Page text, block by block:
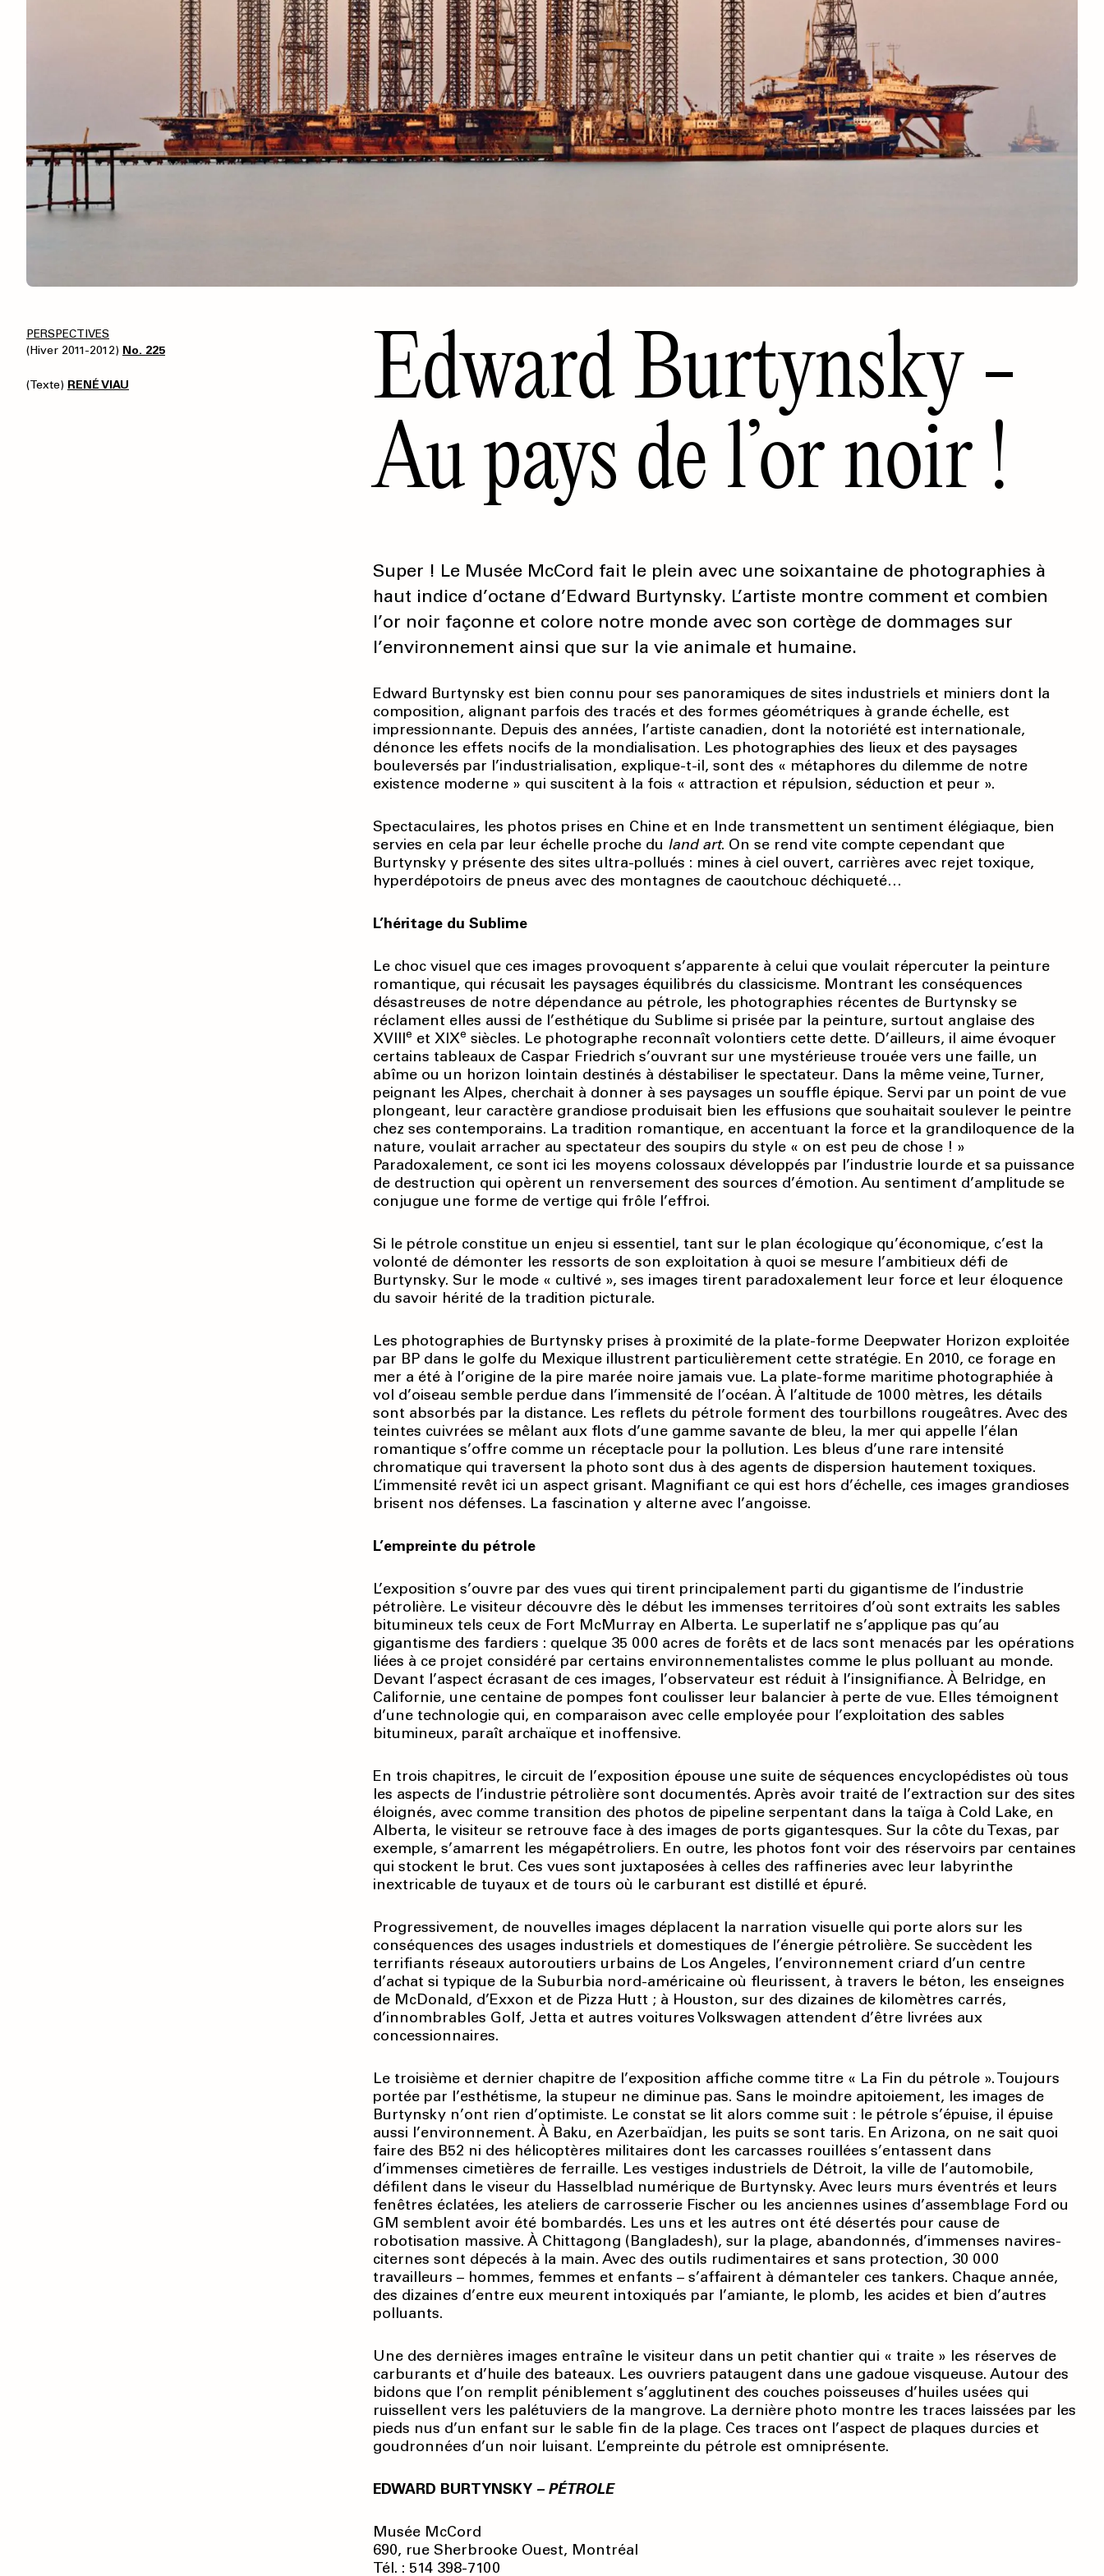
PERSPECTIVES
(Hiver 2011-2012) No. 225
(Texte) RENÉ VIAU
Edward Burtynsky -
Au pays de l’or noir !
Super ! Le Musée McCord fait le plein avec une soixantaine de photographies à
haut indice d’octane d’Edward Burtynsky. L’artiste montre comment et combien
l’or noir façonne et colore notre monde avec son cortège de dommages sur
l’environnement ainsi que sur la vie animale et humaine.
Edward Burtynsky est bien connu pour ses panoramiques de sites industriels et miniers dont la
composition, alignant parfois des tracés et des formes géométriques à grande échelle, est
impressionnante. Depuis des années, l’artiste canadien, dont la notoriété est internationale,
dénonce les effets nocifs de la mondialisation. Les photographies des lieux et des paysages
bouleversés par l’industrialisation, explique-t-il, sont des « métaphores du dilemme de notre
existence moderne » qui suscitent à la fois « attraction et répulsion, séduction et peur ».
Spectaculaires, les photos prises en Chine et en Inde transmettent un sentiment élégiaque, bien
servies en cela par leur échelle proche du land art. On se rend vite compte cependant que
Burtynsky y présente des sites ultra-pollués : mines à ciel ouvert, carrières avec rejet toxique,
hyper­dépotoirs de pneus avec des montagnes de caoutchouc déchiqueté…
L’héritage du Sublime
Le choc visuel que ces images provoquent s’apparente à celui que voulait répercuter la peinture
romantique, qui récusait les paysages équilibrés du classicisme. Montrant les conséquences
désastreuses de notre dépendance au pétrole, les photographies récentes de Burtynsky se
réclament elles aussi de l’esthétique du Sublime si prisée par la peinture, surtout anglaise des
XVIIIe et XIXe siècles. Le photographe reconnaît volontiers cette dette. D’ailleurs, il aime évoquer
certains tableaux de Caspar Friedrich s’ouvrant sur une mystérieuse trouée vers une faille, un
abîme ou un horizon lointain destinés à déstabiliser le spectateur. Dans la même veine, Turner,
peignant les Alpes, cherchait à donner à ses paysages un souffle épique. Servi par un point de vue
plongeant, leur caractère grandiose produisait bien les effusions que souhaitait soulever le peintre
chez ses contemporains. La tradition romantique, en accentuant la force et la grandiloquence de la
nature, voulait arracher au spectateur des soupirs du style « on est peu de chose ! »
Paradoxalement, ce sont ici les moyens colossaux développés par l’industrie lourde et sa puissance
de destruction qui opèrent un renversement des sources d’émotion. Au sentiment d’amplitude se
conjugue une forme de vertige qui frôle l’effroi.
Si le pétrole constitue un enjeu si essentiel, tant sur le plan écologique qu’économique, c’est la
volonté de démonter les ressorts de son exploitation à quoi se mesure l’ambitieux défi de
Burtynsky. Sur le mode « cultivé », ses images tirent paradoxalement leur force et leur éloquence
du savoir hérité de la tradition picturale.
Les photographies de Burtynsky prises à proximité de la plate-forme Deepwater Horizon exploitée
par BP dans le golfe du Mexique illustrent particulièrement cette stratégie. En 2010, ce forage en
mer a été à l’origine de la pire marée noire jamais vue. La plate-forme maritime photographiée à
vol d’oiseau semble perdue dans l’immensité de l’océan. À l’altitude de 1000 mètres, les détails
sont absorbés par la distance. Les reflets du pétrole forment des tourbillons rougeâtres. Avec des
teintes cuivrées se mêlant aux flots d’une gamme savante de bleu, la mer qui appelle l’élan
romantique s’offre comme un réceptacle pour la pollution. Les bleus d’une rare intensité
chromatique qui traversent la photo sont dus à des agents de dispersion hautement toxiques.
L’immensité revêt ici un aspect grisant. Magnifiant ce qui est hors d’échelle, ces images grandioses
brisent nos défenses. La fascination y alterne avec l’angoisse.
L’empreinte du pétrole
L’exposition s’ouvre par des vues qui tirent principalement parti du gigantisme de l’industrie
pétrolière. Le visiteur découvre dès le début les immenses territoires d’où sont extraits les sables
bitumineux tels ceux de Fort McMurray en Alberta. Le superlatif ne s’applique pas qu’au
gigantisme des fardiers : quelque 35 000 acres de forêts et de lacs sont menacés par les opé­rations
liées à ce projet considéré par certains environnementalistes comme le plus polluant au monde.
Devant l’aspect écrasant de ces images, l’observateur est réduit à l’insignifiance. À Belridge, en
Californie, une centaine de pompes font coulisser leur balancier à perte de vue. Elles témoignent
d’une technologie qui, en compa­raison avec celle employée pour l’exploitation des sables
bitumineux, paraît archaïque et inoffensive.
En trois chapitres, le circuit de l’exposition épouse une suite de séquences encyclopédistes où tous
les aspects de l’industrie pétrolière sont documentés. Après avoir traité de l’extraction sur des sites
éloignés, avec comme transition des photos de pipeline serpentant dans la taïga à Cold Lake, en
Alberta, le visiteur se retrouve face à des images de ports gigantesques. Sur la côte du Texas, par
exemple, s’amarrent les méga­pétroliers. En outre, les photos font voir des réservoirs par centaines
qui stockent le brut. Ces vues sont juxtaposées à celles des raffineries avec leur labyrinthe
inextricable de tuyaux et de tours où le carburant est distillé et épuré.
Progressivement, de nouvelles images déplacent la narration visuelle qui porte alors sur les
conséquences des usages industriels et domestiques de l’énergie pétrolière. Se succèdent les
terrifiants réseaux autoroutiers urbains de Los Angeles, l’environnement criard d’un centre
d’achat si typique de la Suburbia nord-américaine où fleurissent, à travers le béton, les enseignes
de McDonald, d’Exxon et de Pizza Hutt ; à Houston, sur des dizaines de kilomètres carrés,
d’innombrables Golf, Jetta et autres voitures Volkswagen attendent d’être livrées aux
concessionnaires.
Le troisième et dernier chapitre de l’exposition affiche comme titre « La Fin du pétrole ». Toujours
portée par l’esthétisme, la stupeur ne diminue pas. Sans le moindre apitoiement, les images de
Burtynsky n’ont rien d’optimiste. Le constat se lit alors comme suit : le pétrole s’épuise, il épuise
aussi l’environnement. À Baku, en Azerbaïdjan, les puits se sont taris. En Arizona, on ne sait quoi
faire des B52 ni des hélicoptères militaires dont les carcasses rouillées s’entassent dans
d’immenses cimetières de ferraille. Les vestiges industriels de Détroit, la ville de l’automobile,
défilent dans le viseur du Hasselblad numérique de Burtynsky. Avec leurs murs éventrés et leurs
fenêtres éclatées, les ateliers de carrosserie Fischer ou les anciennes usines d’assemblage Ford ou
GM semblent avoir été bombardés. Les uns et les autres ont été désertés pour cause de
robotisation massive. À Chittagong (Bangladesh), sur la plage, abandonnés, d’immenses navires-
citernes sont dépecés à la main. Avec des outils rudimentaires et sans protection, 30 000
travailleurs – hommes, femmes et enfants – s’affairent à démanteler ces tankers. Chaque année,
des dizaines d’entre eux meurent intoxiqués par l’amiante, le plomb, les acides et bien d’autres
polluants.
Une des dernières images entraîne le visiteur dans un petit chantier qui « traite » les réserves de
carburants et d’huile des bateaux. Les ouvriers pataugent dans une gadoue visqueuse. Autour des
bidons que l’on remplit péniblement s’agglutinent des couches poisseuses d’huiles usées qui
ruissellent vers les palétuviers de la mangrove. La dernière photo montre les traces laissées par les
pieds nus d’un enfant sur le sable fin de la plage. Ces traces ont l’aspect de plaques durcies et
goudronnées d’un noir luisant. L’empreinte du pétrole est omniprésente.
EDWARD BURTYNSKY – PÉTROLE
Musée McCord
690, rue Sherbrooke Ouest, Montréal
Tél. : 514 398-7100